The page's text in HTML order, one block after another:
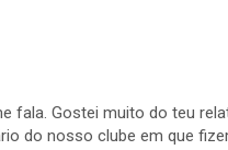
fala. Gostei muito do teu
do nosso clube em que